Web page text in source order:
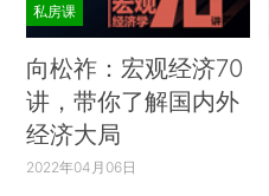
私房课
向松祚：宏观经济70
讲，带你了解国内外
经济大局
2022年04月06日